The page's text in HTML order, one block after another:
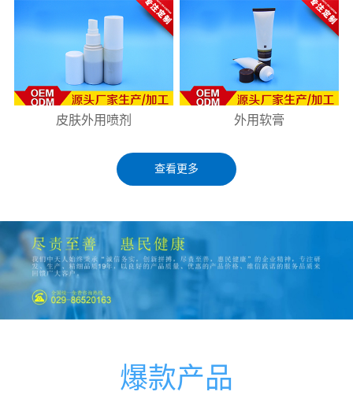
皮肤外用喷剂 外用软膏
查看更多
爆款产品